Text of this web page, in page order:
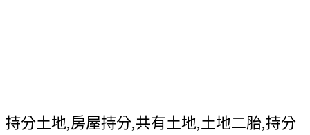
持分土地,房屋持分,共有土地,土地二胎,持分